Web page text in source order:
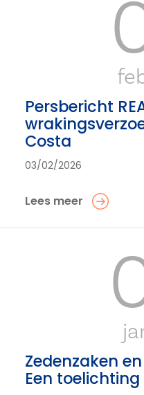
Persbericht
Costa
03/02/2026
Lees meer
Zedenzaken
Een